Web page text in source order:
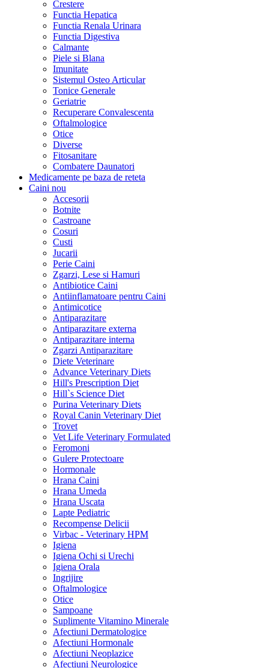
Crestere
Functia Hepatica
Functia Renala Urinara
Functia Digestiva
Calmante
Piele si Blana
Imunitate
Sistemul Osteo Articular
Tonice Generale
Geriatrie
Recuperare Convalescenta
Oftalmologice
Otice
Diverse
Fitosanitare
Combatere Daunatori
Medicamente pe baza de reteta
Caini nou
Accesorii
Botnite
Castroane
Cosuri
Custi
Jucarii
Perie Caini
Zgarzi, Lese si Hamuri
Antibiotice Caini
Antiinflamatoare pentru Caini
Antimicotice
Antiparazitare
Antiparazitare externa
Antiparazitare interna
Zgarzi Antiparazitare
Diete Veterinare
Advance Veterinary Diets
Hill's Prescription Diet
Hill`s Science Diet
Purina Veterinary Diets
Royal Canin Veterinary Diet
Trovet
Vet Life Veterinary Formulated
Feromoni
Gulere Protectoare
Hormonale
Hrana Caini
Hrana Umeda
Hrana Uscata
Lapte Pediatric
Recompense Delicii
Virbac - Veterinary HPM
Igiena
Igiena Ochi si Urechi
Igiena Orala
Ingrijire
Oftalmologice
Otice
Sampoane
Suplimente Vitamino Minerale
Afectiuni Dermatologice
Afectiuni Hormonale
Afectiuni Neoplazice
Afectiuni Neurologice